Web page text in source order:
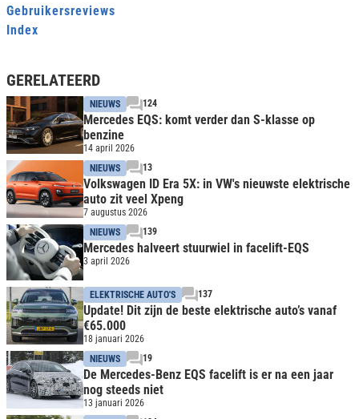
Gebruikersreviews
Index
GERELATEERD
NIEUWS 124
Mercedes EQS: komt verder dan S-klasse op
benzine
14 april 2026
NIEUWS
13
Volkswagen ID Era 5X: in VW's nieuwste elektrische
auto zit veel Xpeng
7 augustus 2026
NIEUWS
139
Mercedes halveert stuurwiel in facelift-EQS
3 april 2026
ELEKTRISCHE AUTO'S 137
Update! Dit zijn de beste elektrische auto’s vanaf
€65.000
18 januari 2026
NIEUWS
19
De Mercedes-Benz EQS facelift is er na een jaar
nog steeds niet
13 januari 2026